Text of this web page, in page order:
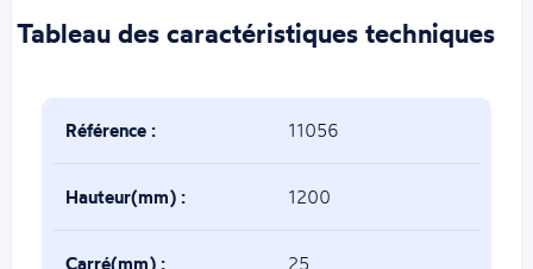
Tableau des caractéristiques techniques
Référence : 11056
Hauteur(mm) : 1200
Carré(mm) : 25